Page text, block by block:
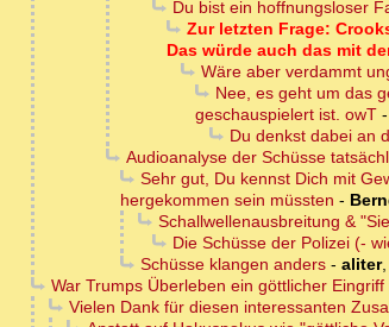
Du bist ein hoffnungsloser
Zur letzten Frage:
Das würde auch das mit
Wäre aber verdammt
Nee, es geht um das
geschauspielert ist. owT -
Du denkst dabei an
Audioanalyse der Schüsse
Sehr gut, Du kennst Dich mit
hergekommen sein müssten -
Schallwellenausbreitung &
Die Schüsse der Polizei (-
Schüsse klangen anders- aliter,
War Trumps Überleben ein göttlicher
Vielen Dank für diesen interessanten